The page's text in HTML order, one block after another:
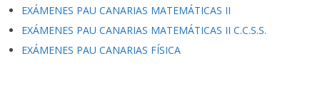
EXÁMENES PAU CANARIAS MATEMÁTICAS II
EXÁMENES PAU CANARIAS MATEMÁTICAS II C.C.S.S.
EXÁMENES PAU CANARIAS FÍSICA